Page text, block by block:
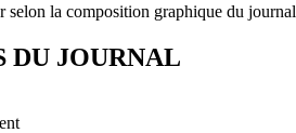
selon la composition graphique du journal
DU JOURNAL